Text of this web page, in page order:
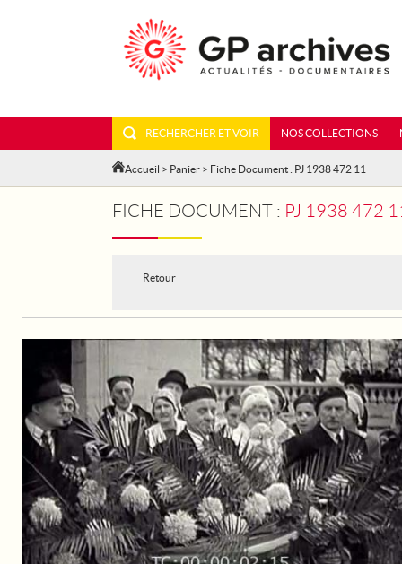
RECHERCHER ET VOIR NOS COLLECTIONS
Accueil > Panier > Fiche Document : PJ 1938 472 11
FICHE DOCUMENT : PJ 1938 472
Retour